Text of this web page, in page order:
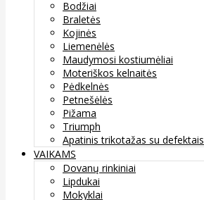
Bodžiai
Braletės
Kojinės
Liemenėlės
Maudymosi kostiumėliai
Moteriškos kelnaitės
Pėdkelnės
Petnešėlės
Pižama
Triumph
Apatinis trikotažas su defektais
VAIKAMS
Dovanų rinkiniai
Lipdukai
Mokyklai